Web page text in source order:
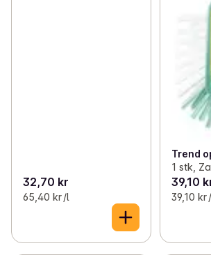
32,70 kr
65,40 kr /l
Trend
1 stk,
39,10
39,10 kr